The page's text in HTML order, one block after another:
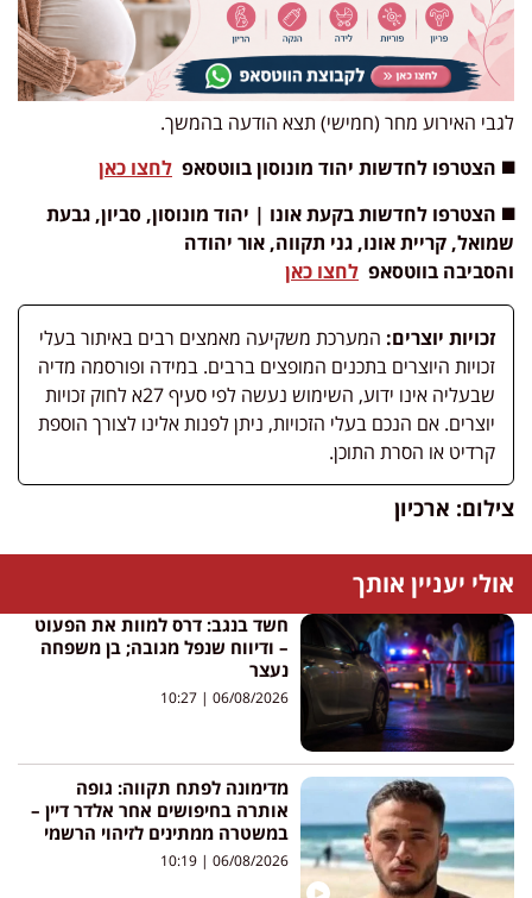
לגבי האירוע מחר (חמישי) תצא הודעה בהמשך.
◼️ הצטרפו לחדשות יהוד מונוסון בווטסאפ לחצו כאן
◼️ הצטרפו לחדשותבקעת אונו | יהוד מונוסון, סביון, גבעת
שמואל, קריית אונו, גני תקווה, אור יהודה
והסביבה בווטסאפ לחצו כאן
זכויות יוצרים: המערכת משקיעה מאמצים רבים באיתור בעלי
זכויות היוצרים בתכנים המופצים ברבים. במידה ופורסמה מדיה
שבעליה אינו ידוע, השימוש נעשה לפי סעיף 27א לחוק זכויות
יוצרים. אם הנכם בעלי הזכויות, ניתן לפנות אלינו לצורך הוספת
קרדיט או הסרת התוכן.
צילום: ארכיון
אולי יעניין אותך
חשד בנגב: דרס למוות את הפעוט
– ודיווח שנפל מגובה; בן משפחה
נעצר
06/08/2026
מדימונה לפתח תקווה: גופה
אותרה בחיפושים אחר אלדר דיין –
במשטרה ממתינים לזיהוי הרשמי
06/08/2026